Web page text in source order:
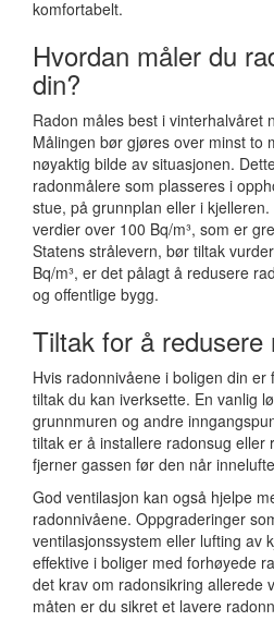
komfortabelt.
Hvordan måler du
din?
Radon måles best i vinterhalvåret
Målingen bør gjøres over minst to
nøyaktig bilde av situasjonen.
radonmålere som plasseres i
stue, på grunnplan eller i
verdier over 100 Bq/m³, som er
Statens strålevern, bør tiltak
Bq/m³, er det pålagt å redusere
og offentlige bygg.
Tiltak for å redusere
Hvis radonnivåene i boligen din
tiltak du kan iverksette. En vanlig
grunnmuren og andre
tiltak er å installere radonsug eller
fjerner gassen før den når
God ventilasjon kan også hjelpe
radonnivåene. Oppgraderinger
ventilasjonssystem eller lufting av
effektive i boliger med forhøyede
det krav om radonsikring allerede
måten er du sikret et lavere